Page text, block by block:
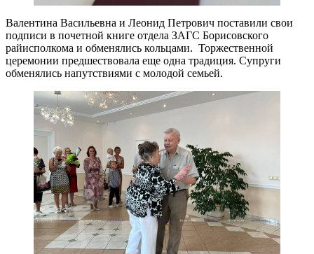
Валентина Васильевна и Леонид Петрович поставили свои
подписи в почетной книге отдела ЗАГС Борисовского
райисполкома и обменялись кольцами. Торжественной
церемонии предшествовала еще одна традиция. Супруги
обменялись напутствиями с молодой семьей.